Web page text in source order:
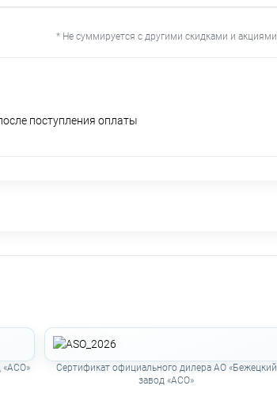
* Не суммируется с другими скидками и акциями
поступления оплаты
«АСО»
Сертификат официального дилера АО «Бежецкий
завод «АСО»